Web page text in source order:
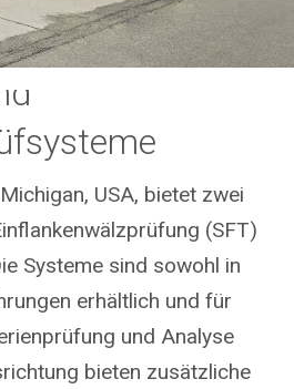
USA, bietet zwei
(SFT)
Systeme sind sowohl in
erhältlich und für
und Analyse
bieten zusätzliche